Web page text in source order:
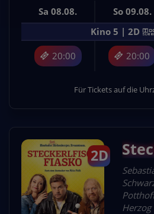
Sa 08.08. So 09.08.
Kino 5 | 2D
20:00 20:00
Für Tickets auf die
2D
Herzog